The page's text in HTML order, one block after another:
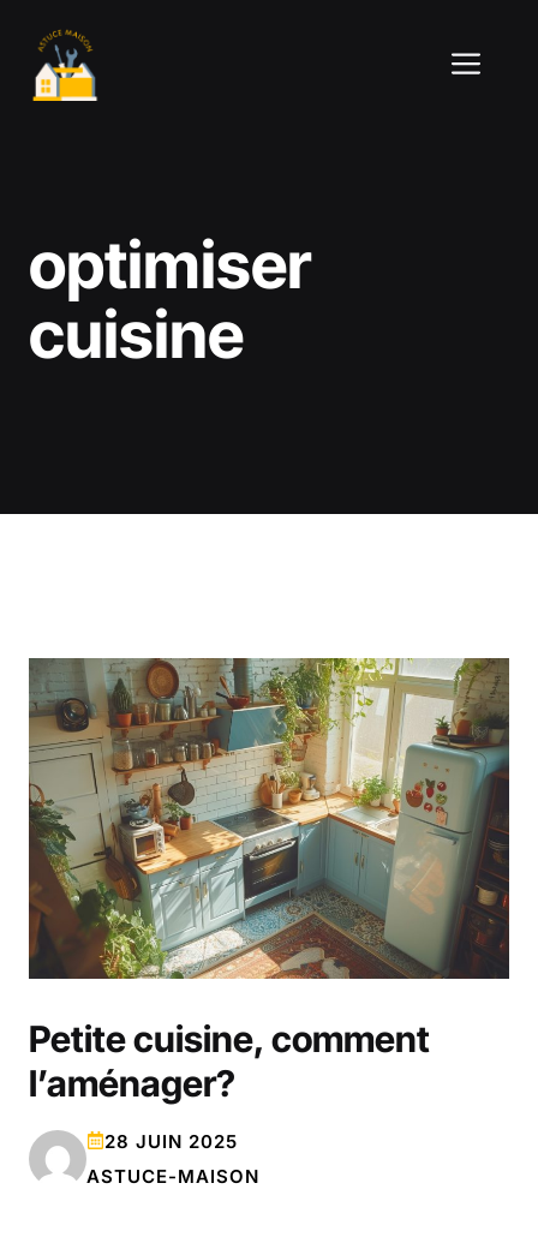
contenu
optimiser
cuisine
Petite cuisine, comment
l’aménager?
28 JUIN 2025
ASTUCE-MAISON